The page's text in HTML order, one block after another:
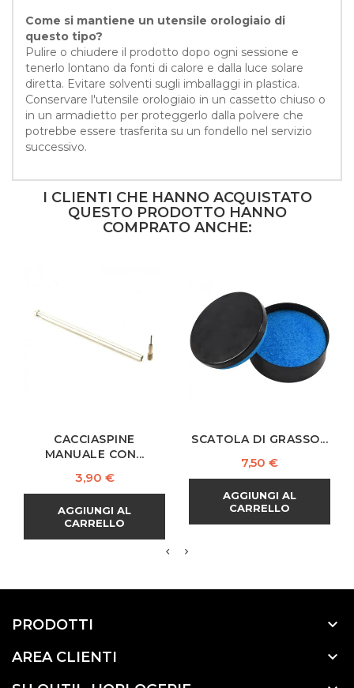
Come si mantiene un utensile orologiaio di
questo tipo?
Pulire o chiudere il prodotto dopo ogni sessione e
tenerlo lontano da fonti di calore e dalla luce solare
diretta. Evitare solventi sugli imballaggi in plastica.
Conservare l'utensile orologiaio in un cassetto chiuso o
in un armadietto per proteggerlo dalla polvere che
potrebbe essere trasferita su un fondello nel servizio
successivo.
I CLIENTI CHE HANNO ACQUISTATO
QUESTO PRODOTTO HANNO
COMPRATO ANCHE:
CACCIASPINE
MANUALE CON...
Prezzo
3,90 €
AGGIUNGI AL
CARRELLO
SCATOLA DI GRASSO...
Prezzo
7,50 €
AGGIUNGI AL
CARRELLO
PRODOTTI 
AREA CLIENTI 